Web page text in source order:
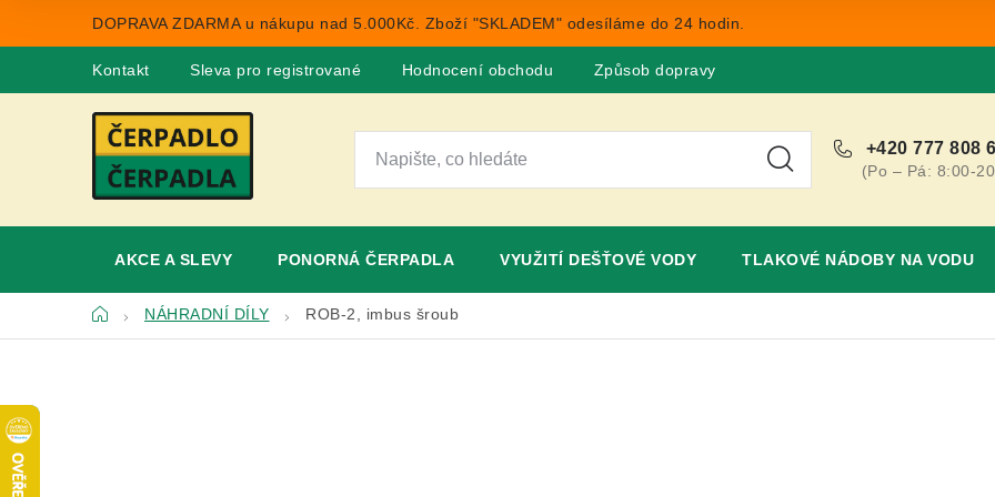
DOPRAVA ZDARMA u nákupu nad 5.000Kč. Zboží "SKLADEM" odesíláme do 24 hodin.
Kontakt Sleva pro registrované Hodnocení obchodu Způsob dopravy
+420 777 808
(Po – Pá: 8:00-
AKCE A SLEVY PONORNÁ ČERPADLA VYUŽITÍ DEŠŤOVÉ VODY TLAKOVÉ NÁDOBY NA VODU
DomůNÁHRADNÍ DÍLY ROB-2, imbus šroub